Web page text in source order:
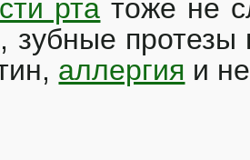
рта тоже не
зубные
аллергия и